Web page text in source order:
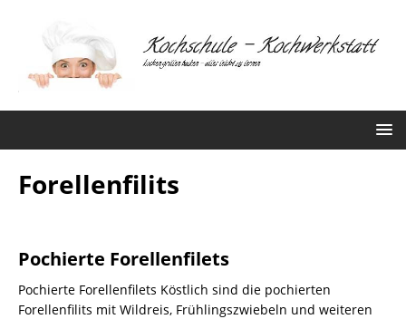
Forellenfilits
Pochierte Forellenfilets
Pochierte Forellenfilets Köstlich sind die pochierten
Forellenfilits mit Wildreis, Frühlingszwiebeln und weiteren